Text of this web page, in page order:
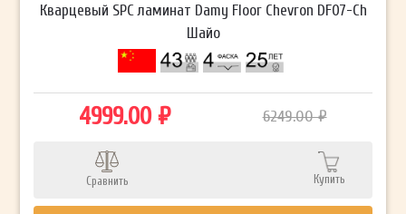
Кварцевый SPC ламинат Damy Floor Chevron DF07-Ch
Шайо
4999.00 ₽ 6249.00 ₽
Сравнить Купить